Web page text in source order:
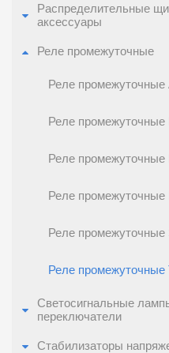
Распределительные
аксессуары
Реле промежуточные
Реле промежуточные
Реле промежуточные
Реле промежуточные
Реле промежуточные
Реле промежуточные
Реле промежуточные
Светосигнальные
переключатели
Стабилизаторы